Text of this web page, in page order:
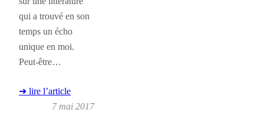
qui a trouvé en son
temps un écho
unique en moi.
Peut-être…
➜ lire l’article
7 mai 2017